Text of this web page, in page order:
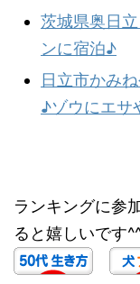
茨城県奥日
ンに宿泊♪
日立市かみ
♪ゾウにエサ
ランキングに参
ると嬉しいです